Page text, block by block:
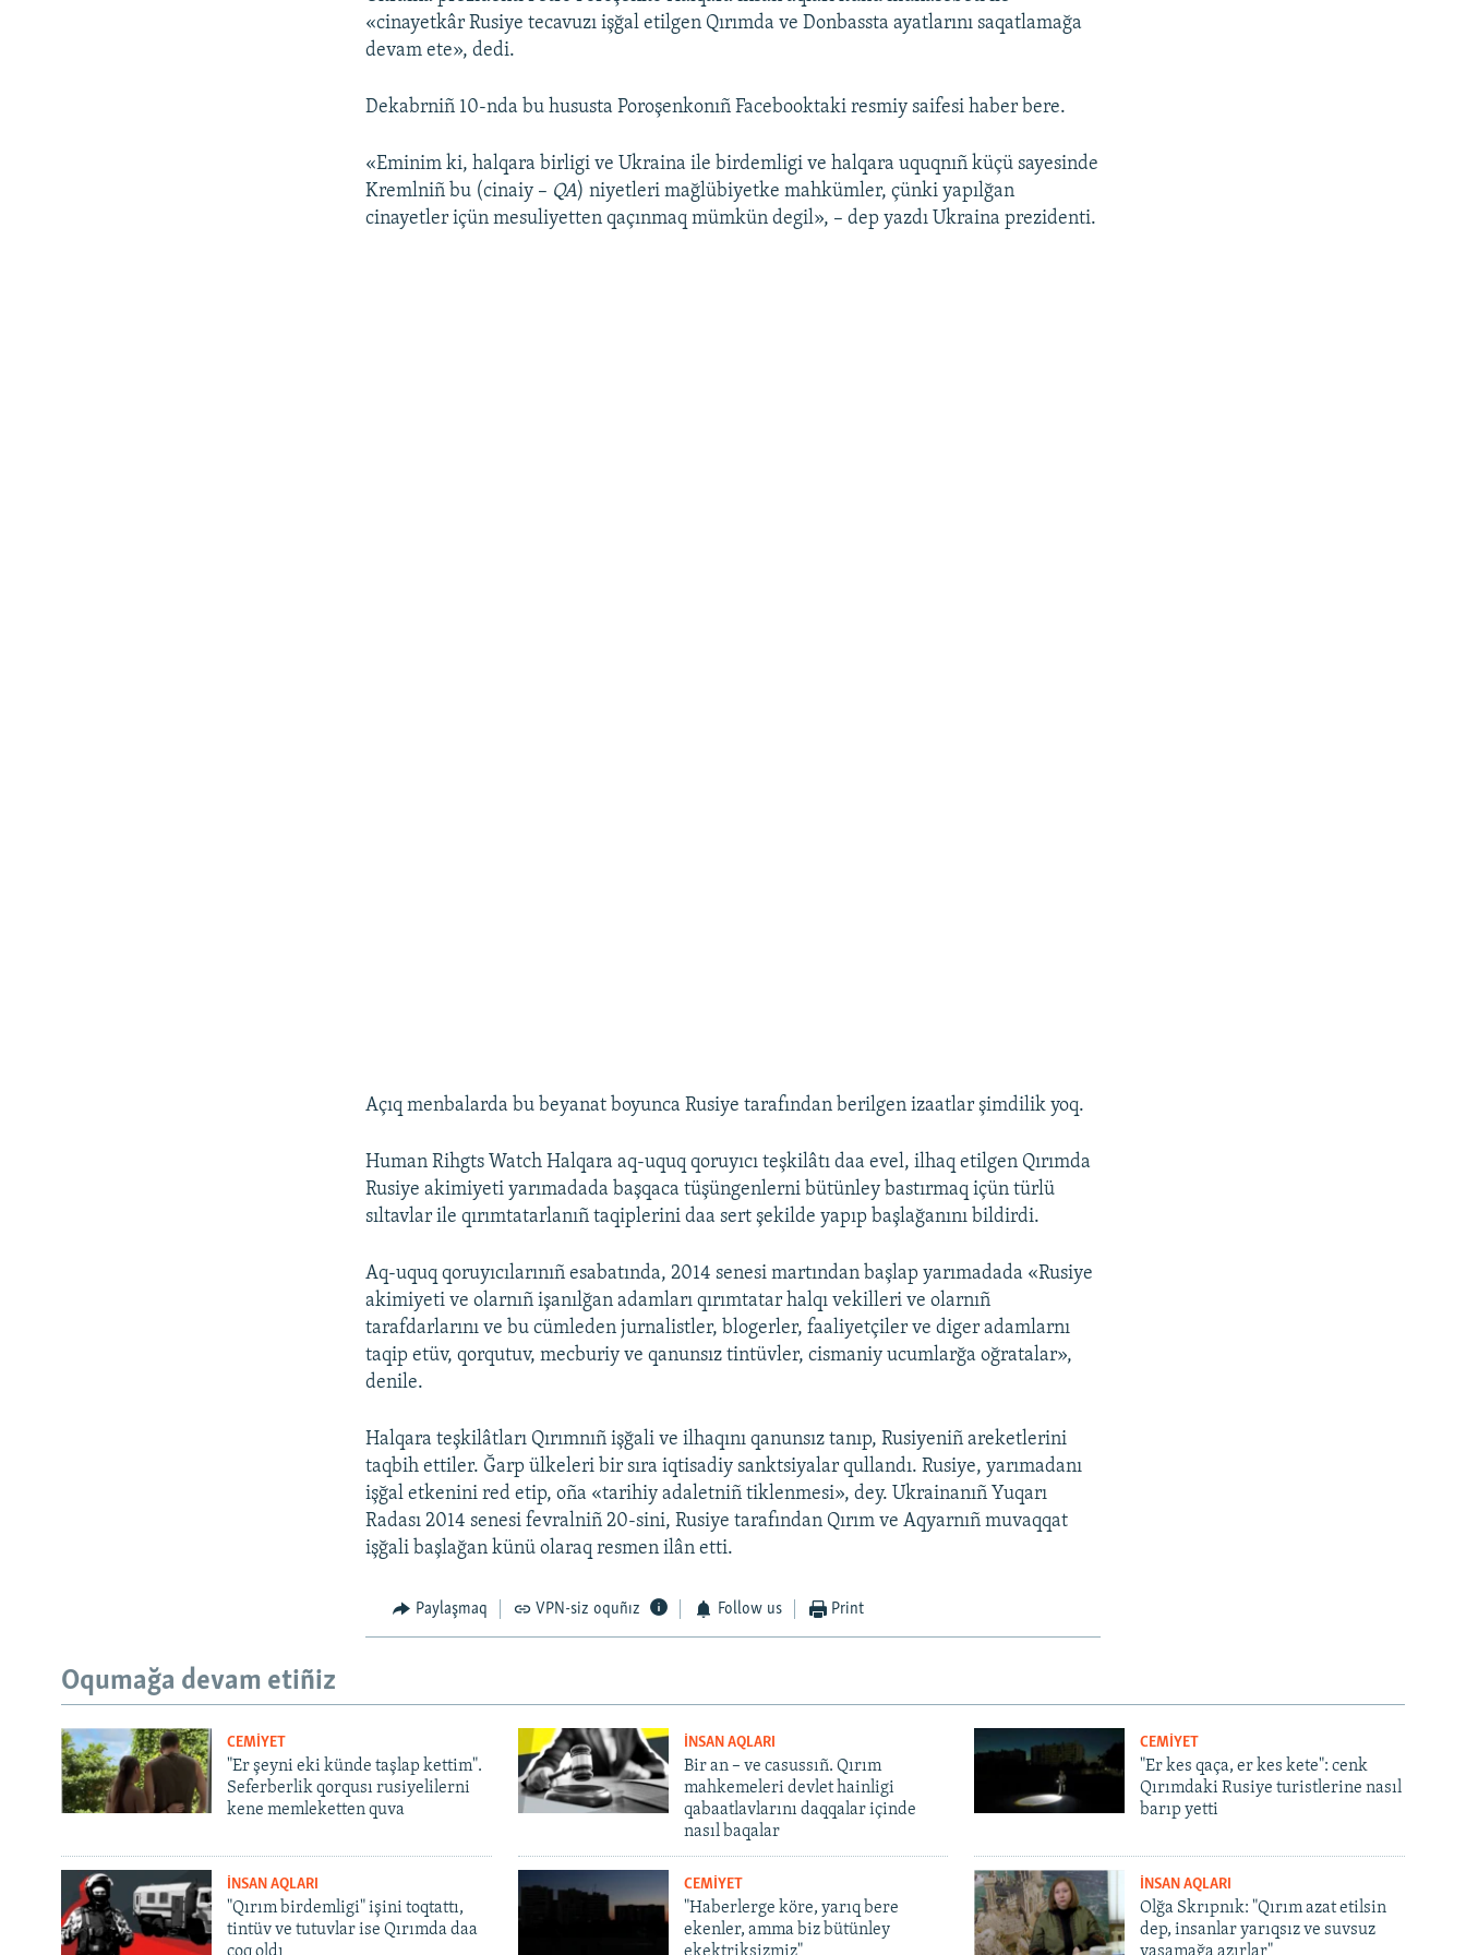
«cinayetkâr Rusiye tecavuzı işğal etilgen Qırımda ve Donbassta ayatlarını saqatlamağa
devam ete», dedi.
Dekabrniñ 10-nda bu hususta Poroşenkonıñ Facebooktaki resmiy saifesi haber bere.
«Eminim ki, halqara birligi ve Ukraina ile birdemligi ve halqara uquqnıñ küçü sayesinde
Kremlniñ bu (cinaiy – QA) niyetleri mağlübiyetke mahkümler, çünki yapılğan
cinayetler içün mesuliyetten qaçınmaq mümkün degil», – dep yazdı Ukraina prezidenti.
Açıq menbalarda bu beyanat boyunca Rusiye tarafından berilgen izaatlar şimdilik yoq.
Human Rihgts Watch Halqara aq-uquq qoruyıcı teşkilâtı daa evel, ilhaq etilgen Qırımda
Rusiye akimiyeti yarımadada başqaca tüşüngenlerni bütünley bastırmaq içün türlü
sıltavlar ile qırımtatarlanıñ taqiplerini daa sert şekilde yapıp başlağanını bildirdi.
Aq-uquq qoruyıcılarınıñ esabatında, 2014 senesi martından başlap yarımadada «Rusiye
akimiyeti ve olarnıñ işanılğan adamları qırımtatar halqı vekilleri ve olarnıñ
tarafdarlarını ve bu cümleden jurnalistler, blogerler, faaliyetçiler ve diger adamlarnı
taqip etüv, qorqutuv, mecburiy ve qanunsız tintüvler, cismaniy ucumlarğa oğratalar»,
denile.
Halqara teşkilâtları Qırımnıñ işğali ve ilhaqını qanunsız tanıp, Rusiyeniñ areketlerini
taqbih ettiler. Ğarp ülkeleri bir sıra iqtisadiy sanktsiyalar qullandı. Rusiye, yarımadanı
işğal etkenini red etip, oña «tarihiy adaletniñ tiklenmesi», dey. Ukrainanıñ Yuqarı
Radası 2014 senesi fevralniñ 20-sini, Rusiye tarafından Qırım ve Aqyarnıñ muvaqqat
işğali başlağan künü olaraq resmen ilân etti.
Paylaşmaq VPN-siz oquñız Follow us Print
Oqumağa devam etiñiz
CEMİYET
"Er şeyni eki künde taşlap kettim".
Seferberlik qorqusı rusiyelilerni
kene memleketten quva
İNSAN AQLARI
Bir an – ve casussıñ. Qırım
mahkemeleri devlet hainligi
qabaatlavlarını daqqalar içinde
nasıl baqalar
CEMİYET
"Er kes qaça, er kes kete": cenk
Qırımdaki Rusiye turistlerine nasıl
barıp yetti
İNSAN AQLARI
"Qırım birdemligi" işini toqtattı,
tintüv ve tutuvlar ise Qırımda daa
CEMİYET
"Haberlerge köre, yarıq bere
ekenler, amma biz bütünley
İNSAN AQLARI
Olğa Skrıpnık: "Qırım azat etilsin
dep, insanlar yarıqsız ve suvsuz